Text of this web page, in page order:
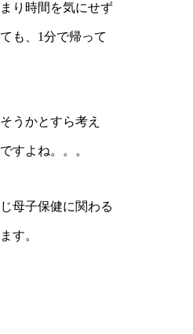
り時間を気にせず
も、1分で帰って
うかとすら考え
すよね。。。
母子保健に関わる
す。